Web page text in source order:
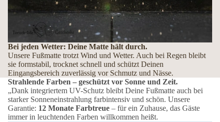
Bei jeden Wetter: Deine Matte hält durch.
Unsere Fußmatte trotzt Wind und Wetter. Auch bei Regen bleibt
sie formstabil, trocknet schnell und schützt Deinen
Eingangsbereich zuverlässig vor Schmutz und Nässe.
Strahlende Farben – geschützt vor Sonne und Zeit.
„Dank integriertem UV-Schutz bleibt Deine Fußmatte auch bei
starker Sonneneinstrahlung farbintensiv und schön. Unsere
Garantie: 12 Monate Farbtreue – für ein Zuhause, das Gäste
immer in leuchtenden Farben willkommen heißt.